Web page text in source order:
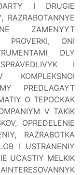
I DRUGIE
RAZRABOTANNYE
ZAMENYYT
PROVERKI, ONI
DLY
I
KOMPLEKSNOI
PREDLAGAYT
O TEPOCKAK
V TAKIK
OPREDELENIE
RAZRABOTKA
I USTRANENIY
UCASTIY MELKIK